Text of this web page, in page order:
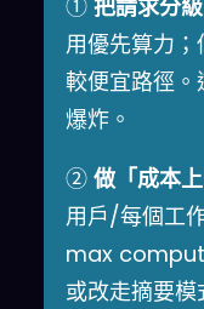
① 把請求分級
用優先算力
較便宜路徑
爆炸。
② 做「成本
用戶/每個工
max
或改走摘要模